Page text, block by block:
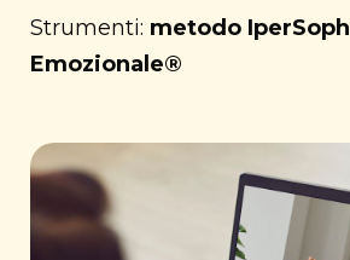
Strumenti: metodo
Emozionale®